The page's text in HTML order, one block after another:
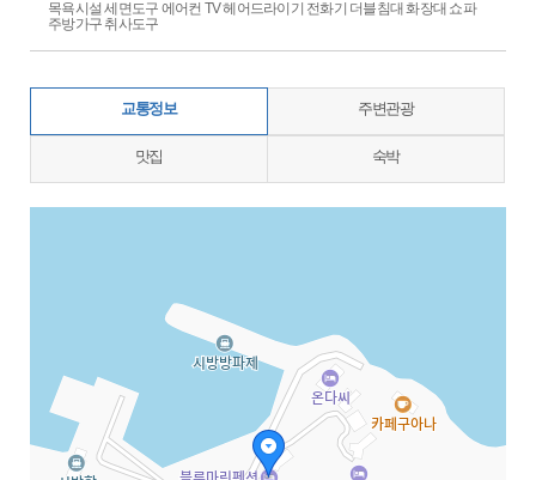
목욕시설 세면도구 에어컨 TV 헤어드라이기 전화기 더블침대 화장대 쇼파
주방가구 취사도구
교통정보 주변관광
맛집 숙박